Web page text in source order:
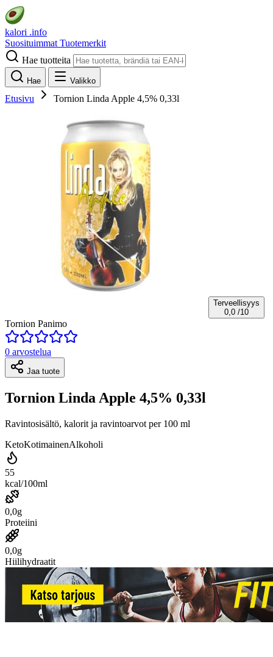
kalori .info
Suosituimmat Tuotemerkit
Hae tuotteita
Hae Valikko
Etusivu Tornion Linda Apple 4,5% 0,33l
Terveellisyys
0,0 /10
Tornion Panimo
0 arvostelua
Jaa tuote
Tornion Linda Apple 4,5% 0,33l
Ravintosisältö, kalorit ja ravintoarvot per 100 ml
KetoKotimainenAlkoholi
55
kcal/100ml
0,0g
Proteiini
0,0g
Hiilihydraatit